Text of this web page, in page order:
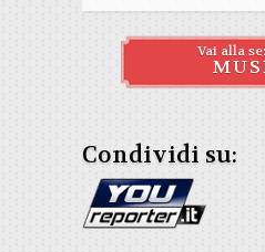
Vai alla
Condividi su: